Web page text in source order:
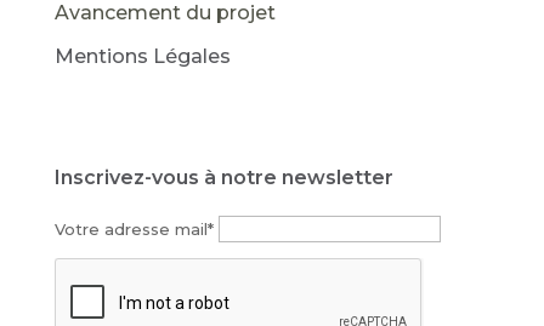
Avancement du projet
Mentions Légales
Inscrivez-vous à notre newsletter
Votre adresse mail*